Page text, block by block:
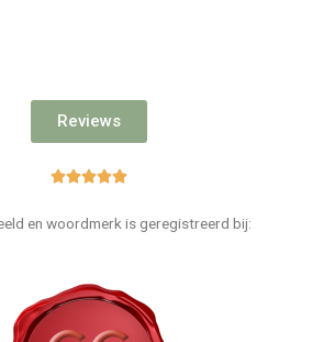
Reviews

en woordmerk is geregistreerd bij: